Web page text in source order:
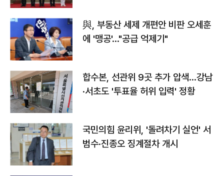
與, 부동산 세제 개편안 비판 오세훈
에 '맹공'…"공급 억제기"
합수본, 선관위 9곳 추가 압색…강남
·서초도 '투표율 허위 입력' 정황
국민의힘 윤리위, '돌려차기 실언' 서
범수·진종오 징계절차 개시